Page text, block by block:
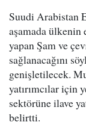
Suudi Arabistan
aşamada
yapan Şam ve
sağlanacağını
genişletilecek.
yatırımcılar için
sektörüne ilave
belirtti.